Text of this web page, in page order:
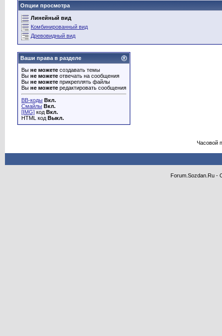
Опции просмотра
Линейный вид
Комбинированный вид
Древовидный вид
Ваши права в разделе
Вы не можете создавать темы
Вы не можете отвечать на сообщения
Вы не можете прикреплять файлы
Вы не можете редактировать сообщения
BB-коды Вкл.
Смайлы Вкл.
[IMG] код Вкл.
HTML код Выкл.
Часовой
Forum.Sozdan.Ru -